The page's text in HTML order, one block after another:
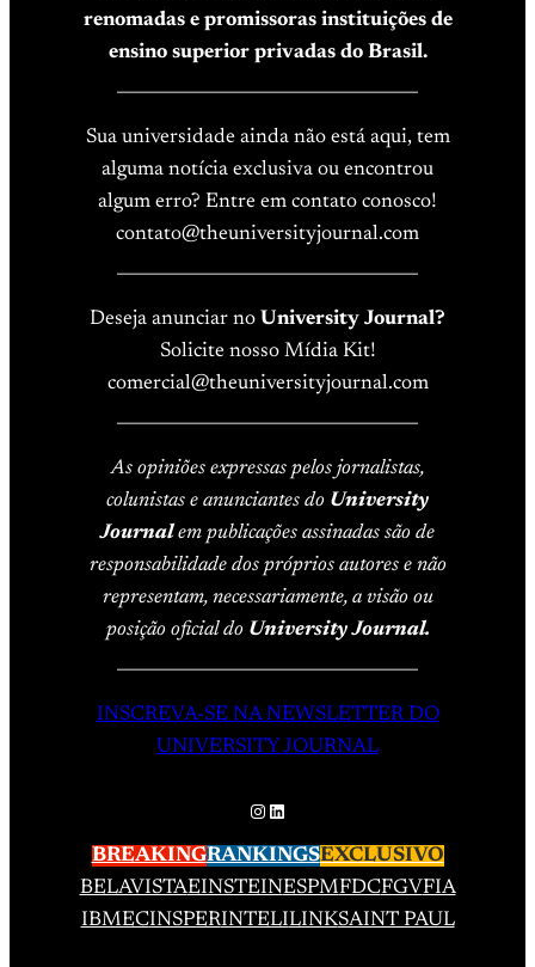
renomadas e promissoras instituições de
ensino superior privadas do Brasil.
Sua universidade ainda não está aqui, tem
alguma notícia exclusiva ou encontrou
algum erro? Entre em contato conosco!
contato@theuniversityjournal.com
Deseja anunciar no University Journal?
Solicite nosso Mídia Kit!
comercial@theuniversityjournal.com
As opiniões expressas pelos jornalistas,
colunistas e anunciantes do University
Journalem publicações assinadas são de
responsabilidade dos próprios autores e não
representam, necessariamente, a visão ou
posição oficial do University Journal.
INSCREVA-SE NA NEWSLETTER DO
UNIVERSITY JOURNAL
Instagram
LinkedIn
BREAKINGRANKINGSEXCLUSIVO
BELAVISTAEINSTEINESPMFDCFGVFIA
IBMECINSPERINTELILINKSAINT PAUL